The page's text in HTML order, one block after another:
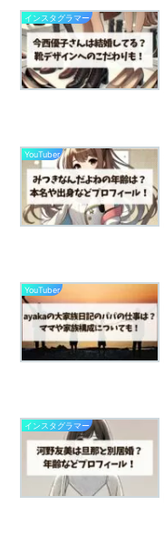
インスタグラマー
YouTuber
YouTuber
インスタグラマー